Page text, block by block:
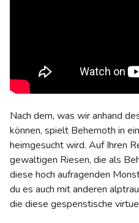
Nach dem, was wir anhand
können, spielt Behemoth in
heimgesucht wird. Auf Ihren
gewaltigen Riesen, die als
diese hoch aufragenden
du es auch mit anderen
die diese gespenstische